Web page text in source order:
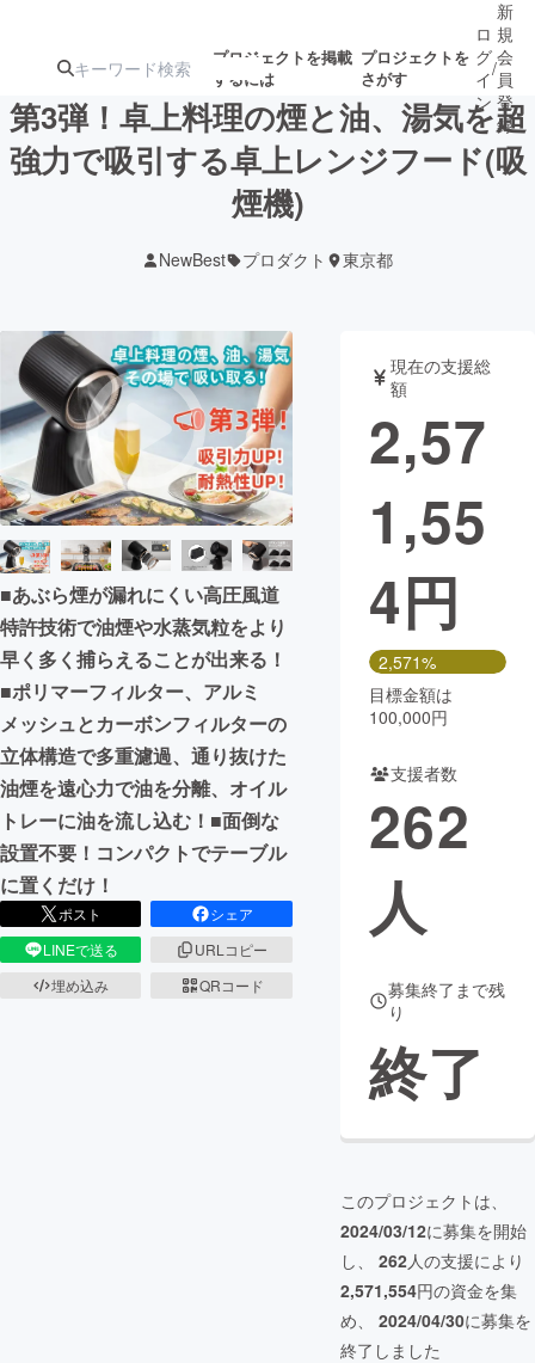
プロジェクトを掲載
するには
プロジェクトを
さがす
注目の新着プロ募集終了が近いプ
ロジェクト
テクノロジー・ガジェット
映像・映画 書籍・雑誌
ビジネス・起業 チャレンジ
まちづくり・地域活性化
CAMPFIRE for Social Good
CAMPFIRE Creation
CAMPFIREふるさと納税
コミュニティ
ロ
グ
イ
ン
/
新
規
会
員
登
録
第3弾！卓上料理の煙と油、湯気を超
強力で吸引する卓上レンジフード(吸
煙機)
NewBest プロダクト 東京都
■あぶら煙が漏れにくい高圧風道
特許技術で油煙や水蒸気粒をより
早く多く捕らえることが出来る！
■ポリマーフィルター、アルミ
メッシュとカーボンフィルターの
立体構造で多重濾過、通り抜けた
油煙を遠心力で油を分離、オイル
トレーに油を流し込む！■面倒な
設置不要！コンパクトでテーブル
に置くだけ！
ポスト
シェア
LINEで送る
URLコピー
埋め込み
QRコード
現在の支援総
額
2,57
1,55
4円
2,571%
目標金額は
100,000円
支援者数
262
人
募集終了まで残
り
終了
このプロジェクトは、
2024/03/12に募集を開始
し、 262人の支援により
2,571,554円の資金を集
め、 2024/04/30に募集を
終了しました